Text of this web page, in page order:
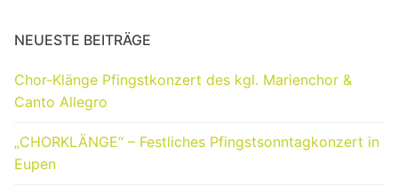
NEUESTE BEITRÄGE
Chor-Klänge Pfingstkonzert des kgl. Marienchor &
Canto Allegro
„CHORKLÄNGE“ – Festliches Pfingstsonntagkonzert in
Eupen